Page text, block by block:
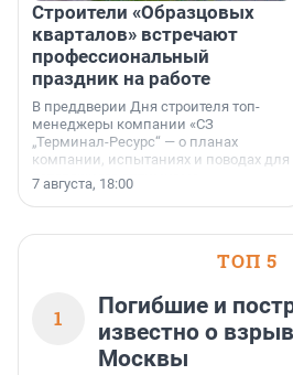
Строители «Образцовых
кварталов» встречают
профессиональный
праздник на работе
В преддверии Дня строителя топ-
менеджеры компании «СЗ
„Терминал-Ресурс“ — о планах
компании, испытаниях и поводах для
осторожного оптимизма.
7 августа, 18:00
ТОП 5
1
Погибшие и
известно о
Москвы